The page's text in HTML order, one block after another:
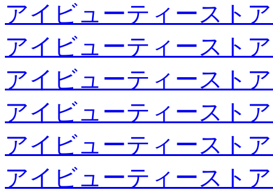
アイビューティースト
アイビューティースト
アイビューティースト
アイビューティースト
アイビューティースト
アイビューティースト